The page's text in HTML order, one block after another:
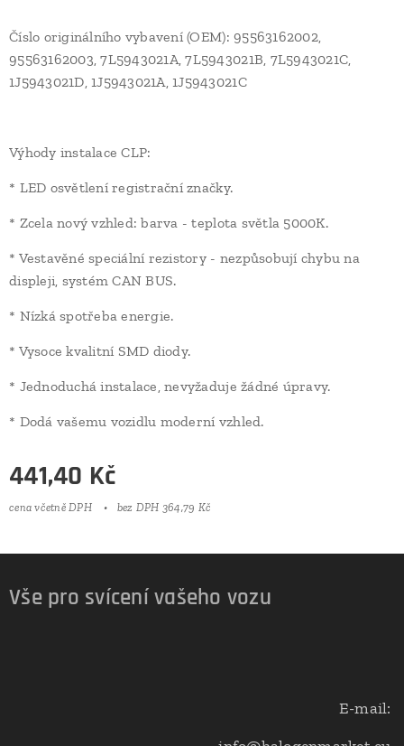
Číslo originálního vybavení (OEM): 95563162002,
95563162003, 7L5943021A, 7L5943021B, 7L5943021C,
1J5943021D, 1J5943021A, 1J5943021C
Výhody instalace CLP:
* LED osvětlení registrační značky.
* Zcela nový vzhled: barva - teplota světla 5000K.
* Vestavěné speciální rezistory - nezpůsobují chybu na
displeji, systém CAN BUS.
* Nízká spotřeba energie.
* Vysoce kvalitní SMD diody.
* Jednoduchá instalace, nevyžaduje žádné úpravy.
* Dodá vašemu vozidlu moderní vzhled.
441,40 Kč
cena včetně DPH bez DPH 364,79 Kč
Vše pro svícení vašeho vozu
E-mail: